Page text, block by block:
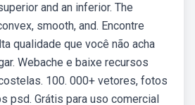
and an inferior. The
smooth, and. Encontre
qualidade que você não acha
Webache e baixe recursos
100. 000+ vetores, fotos
psd. Grátis para uso comercial